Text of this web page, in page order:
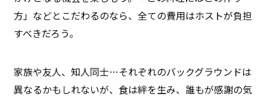
方」などとこだわるのなら、全ての費用はホストが負担
すべきだろう。
家族や友人、知人同士…それぞれのバックグラウンドは
異なるかもしれないが、食は絆を生み、誰もが感謝の気